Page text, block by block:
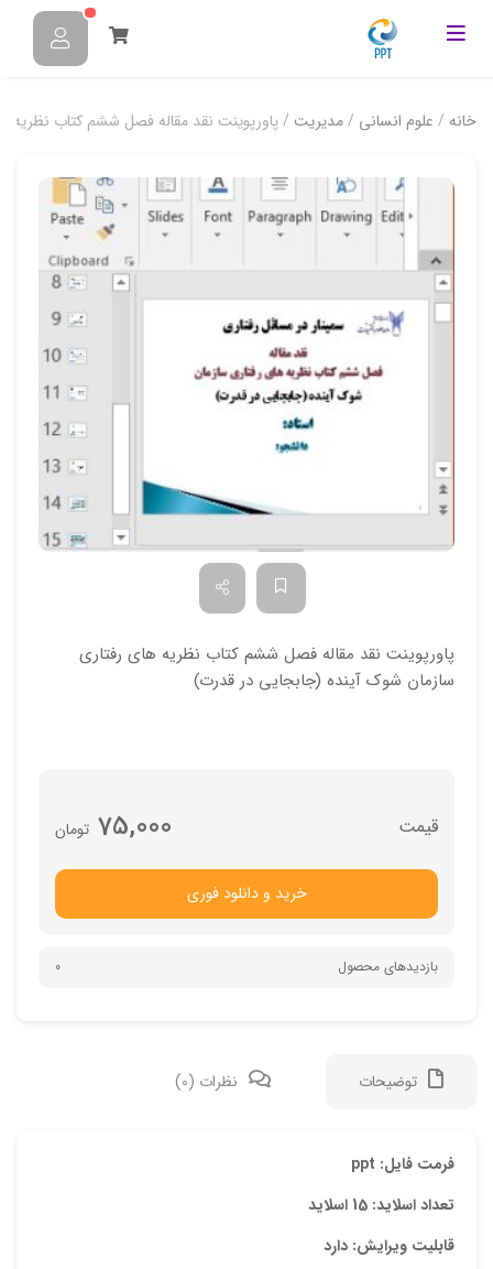
خانه / علوم انسانی /مدیریت / پاورپوینت نقد مقاله فصل ششم کتاب نظریه
پاورپوینت نقد مقاله فصل ششم کتاب نظریه های رفتاری
سازمان شوک آینده (جابجایی در قدرت)
تومان 75,000
خرید و دانلود فوری
بازدیدهای محصول 0
توضیحات نظرات (0)
فرمت فایل: ppt
تعداد اسلاید: 15 اسلاید
قابلیت ویرایش: دارد